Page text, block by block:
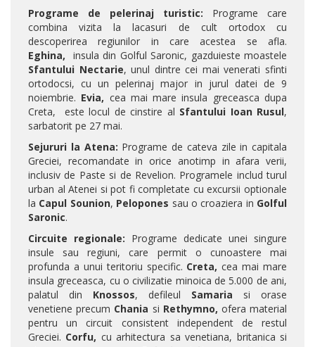
Programe de pelerinaj turistic: Programe care
combina vizita la lacasuri de cult ortodox cu
descoperirea regiunilor in care acestea se afla.
Eghina,
insula din Golful Saronic, gazduieste moastele
Sfantului Nectarie, unul dintre cei mai venerati sfinti
ortodocsi, cu un pelerinaj major in jurul datei de 9
noiembrie. Evia, cea mai mare insula greceasca dupa
Creta, este locul de cinstire al Sfantului Ioan Rusul,
sarbatorit pe 27 mai.
Sejururi la Atena: Programe de cateva zile in capitala
Greciei, recomandate in orice anotimp in afara verii,
inclusiv de Paste si de Revelion. Programele includ turul
urban al Atenei si pot fi completate cu excursii optionale
la Capul Sounion, Pelopones sau o croaziera in Golful
Saronic.
Circuite regionale: Programe dedicate unei singure
insule sau regiuni, care permit o cunoastere mai
profunda a unui teritoriu specific. Creta, cea mai mare
insula greceasca, cu o civilizatie minoica de 5.000 de ani,
palatul din Knossos, defileul Samaria si orase
venetiene precum Chania si Rethymno, ofera material
pentru un circuit consistent independent de restul
Greciei. Corfu, cu arhitectura sa venetiana, britanica si